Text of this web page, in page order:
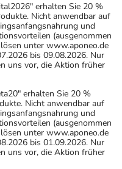
erhalten Sie 20 %
Nicht anwendbar auf
und
(ausgenommen
unter www.aponeo.de
bis 09.08.2026. Nur
uns vor, die Aktion früher
erhalten Sie 20 %
Nicht anwendbar auf
und
(ausgenommen
unter www.aponeo.de
bis 01.09.2026. Nur
uns vor, die Aktion früher